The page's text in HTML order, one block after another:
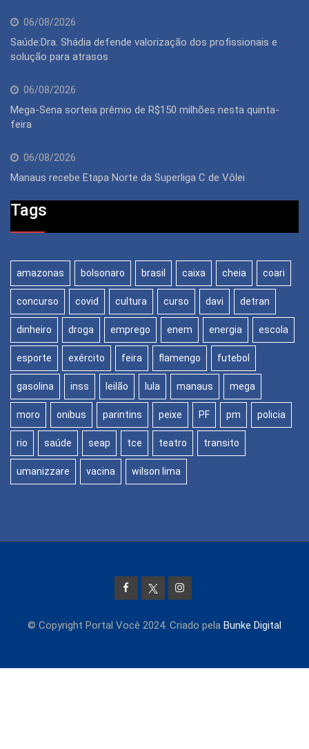
06/08/2026
Saúde:Dra. Shádia defende valorização dos profissionais e
solução para atrasos
06/08/2026
Mega-Sena sorteia prêmio de R$150 milhões nesta quinta-
feira
06/08/2026
Manaus recebe Etapa Norte da Superliga C de Vôlei
Tags
amazonas bolsonaro brasil caixa cheia coari
concurso covid cultura curso davi detran
dinheiro droga emprego enem energia escola
esporte exército feira flamengo futebol
gasolina inss leilão lula manaus mega
moro onibus parintins peixe PF pm policia
rio saúde seap tce teatro transito
umanizzare vacina wilson lima
© Copyright Portal Você 2024. Criado pela Bunke Digital